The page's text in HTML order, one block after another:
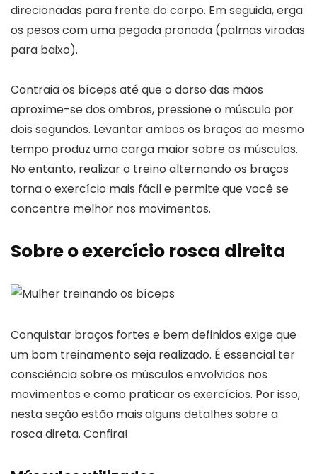
direcionadas para frente do corpo. Em seguida, erga
os pesos com uma pegada pronada (palmas viradas
para baixo).
Contraia os bíceps até que o dorso das mãos
aproxime-se dos ombros, pressione o músculo por
dois segundos. Levantar ambos os braços ao mesmo
tempo produz uma carga maior sobre os músculos.
No entanto, realizar o treino alternando os braços
torna o exercício mais fácil e permite que você se
concentre melhor nos movimentos.
Sobre o exercício rosca direita
Conquistar braços fortes e bem definidos exige que
um bom treinamento seja realizado. É essencial ter
consciência sobre os músculos envolvidos nos
movimentos e como praticar os exercícios. Por isso,
nesta seção estão mais alguns detalhes sobre a
rosca direta. Confira!